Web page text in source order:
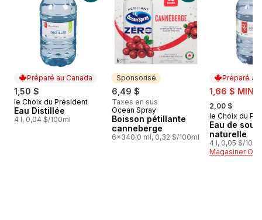
Préparé au Canada
1,50 $
Préparé au Canada
le Choix du Président
Eau Distillée
4 l, 0,04 $/100ml
Sponsorisé
6,49 $
Taxes en sus
Sponsorisé
Ocean Spray
Boisson pétillante
canneberge
6x340.0 ml, 0,32 $/100ml
Préparé au
sale:
1,66 $ MIN 3
, formerly:
2,00 $
Préparé au
le Choix du
Eau de
naturelle
4 l, 0,05 $/
Magasiner